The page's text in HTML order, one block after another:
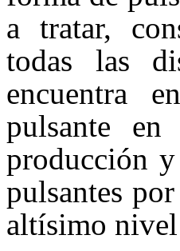
a tratar,
todas las
encuentra
pulsante
producción
pulsantes
altísimo